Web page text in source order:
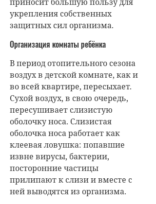
укрепления собственных
защитных сил организма.
Организация комнаты ребёнка
В период отопительного сезона
воздух в детской комнате, как и
во всей квартире, пересыхает.
Сухой воздух, в свою очередь,
пересушивает слизистую
оболочку носа. Слизистая
оболочка носа работает как
клеевая ловушка: попавшие
извне вирусы, бактерии,
посторонние частицы
прилипают к слизи и вместе с
ней выводятся из организма.